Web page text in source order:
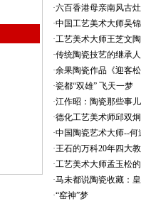
·六百香港母亲南风古
·中国工艺美术大师吴
·工艺美术大师王芝文
·传统陶瓷技艺的继承
·余果陶瓷作品《迎客
·瓷都“双雄” 飞天一梦
·江作昭：陶瓷那些事儿
·德化工艺美术师邱双
·中国陶瓷艺术大师--何
·王石的万科20年四大
·工艺美术大师孟玉松
·马未都说陶瓷收藏：
·“窑神”梦